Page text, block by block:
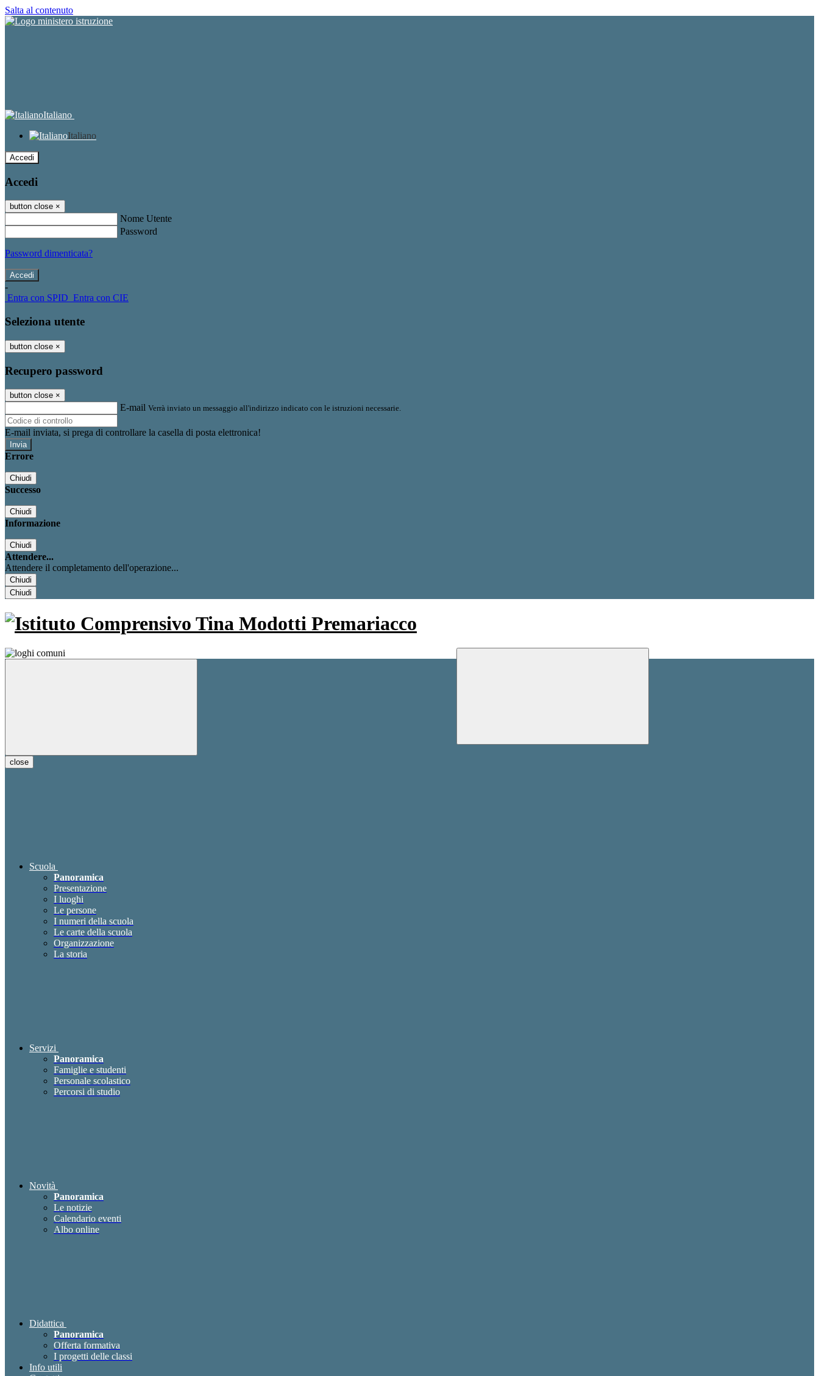
Salta al contenuto
Italiano
Italiano
Accedi
Accedi
button close ×
Nome Utente
Password
Password dimenticata?
-
Entra con SPID Entra con CIE
Seleziona utente
button close ×
Recupero password
button close ×
E-mail Verrà inviato un messaggio all'indirizzo indicato con le istruzioni necessarie.
E-mail inviata, si prega di controllare la casella di posta elettronica!
Errore
Chiudi
Successo
Chiudi
Informazione
Chiudi
Attendere...
Attendere il completamento dell'operazione...
Chiudi
Chiudi
close
Scuola
Panoramica
Presentazione
I luoghi
Le persone
I numeri della scuola
Le carte della scuola
Organizzazione
La storia
Servizi
Panoramica
Famiglie e studenti
Personale scolastico
Percorsi di studio
Novità
Panoramica
Le notizie
Calendario eventi
Albo online
Didattica
Panoramica
Offerta formativa
I progetti delle classi
Info utili